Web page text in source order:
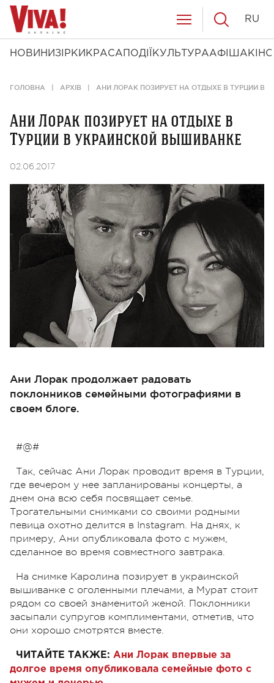
НОВИНИ ЗІРКИ КРАСА ПОДІЇ КУЛЬТУРААФІША КІНО
RU
ГОЛОВНА АРХІВ АНИ ЛОРАК ПОЗИРУЕТ НА ОТДЫХЕ В ТУРЦИИ В
Ани Лорак позирует на отдыхе в
Турции в украинской вышиванке
02.06.2017
Ани Лорак продолжает радовать
поклонников семейными фотографиями в
своем блоге.
#@#
Так, сейчас Ани Лорак проводит время в Турции,
где вечером у нее запланированы концерты, а
днем она всю себя посвящает семье.
Трогательными снимками со своими родными
певица охотно делится в Instagram. На днях, к
примеру, Ани опубликовала фото с мужем,
сделанное во время совместного завтрака.
На снимке Каролина позирует в украинской
вышиванке с оголенными плечами, а Мурат стоит
рядом со своей знаменитой женой. Поклонники
засыпали супругов комплиментами, отметив, что
они хорошо смотрятся вместе.
ЧИТАЙТЕ ТАКЖЕ: Ани Лорак впервые за
долгое время опубликовала семейные фото с